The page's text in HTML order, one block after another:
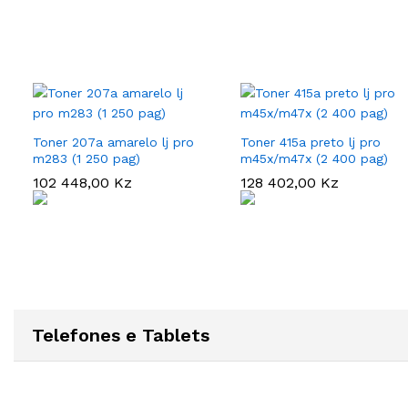
Toner 207a amarelo lj pro
m283 (1 250 pag)
102 448,00 Kz
102 448,00 Kz
Toner 415a preto lj pro
m45x/m47x (2 400 pag)
128 402,00 Kz
128 402,00 Kz
Telefones e Tablets